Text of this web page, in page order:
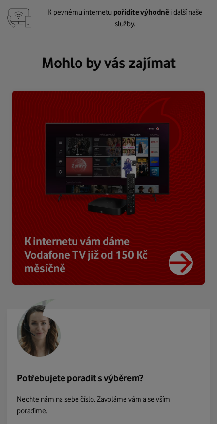
K pevnému internetu pořídíte výhodně i další naše
služby.
Mohlo by vás zajímat
K internetu vám dáme
Vodafone TV již od 150 Kč
měsíčně
Potřebujete poradit s výběrem?
Nechte nám na sebe číslo. Zavoláme vám a se vším
poradíme.